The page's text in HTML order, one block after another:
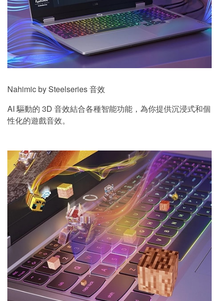
Nahimic by Steelseries 音效
AI 驅動的 3D 音效結合各種智能功能，為你提供沉浸式和個
性化的遊戲音效。